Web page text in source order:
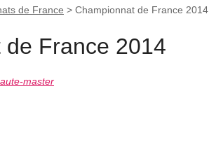
de France > Championnat de France 2014
France 2014
master